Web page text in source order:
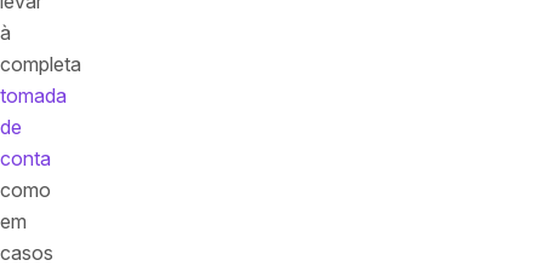
à
completa
tomada
de
conta
como
em
casos